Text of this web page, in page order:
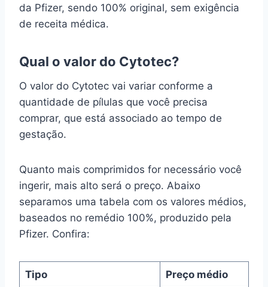
da Pfizer, sendo 100% original, sem exigência
de receita médica.
Qual o valor do Cytotec?
O valor do Cytotec vai variar conforme a
quantidade de pílulas que você precisa
comprar, que está associado ao tempo de
gestação.
Quanto mais comprimidos for necessário você
ingerir, mais alto será o preço. Abaixo
separamos uma tabela com os valores médios,
baseados no remédio 100%, produzido pela
Pfizer. Confira:
Tipo Preço médio